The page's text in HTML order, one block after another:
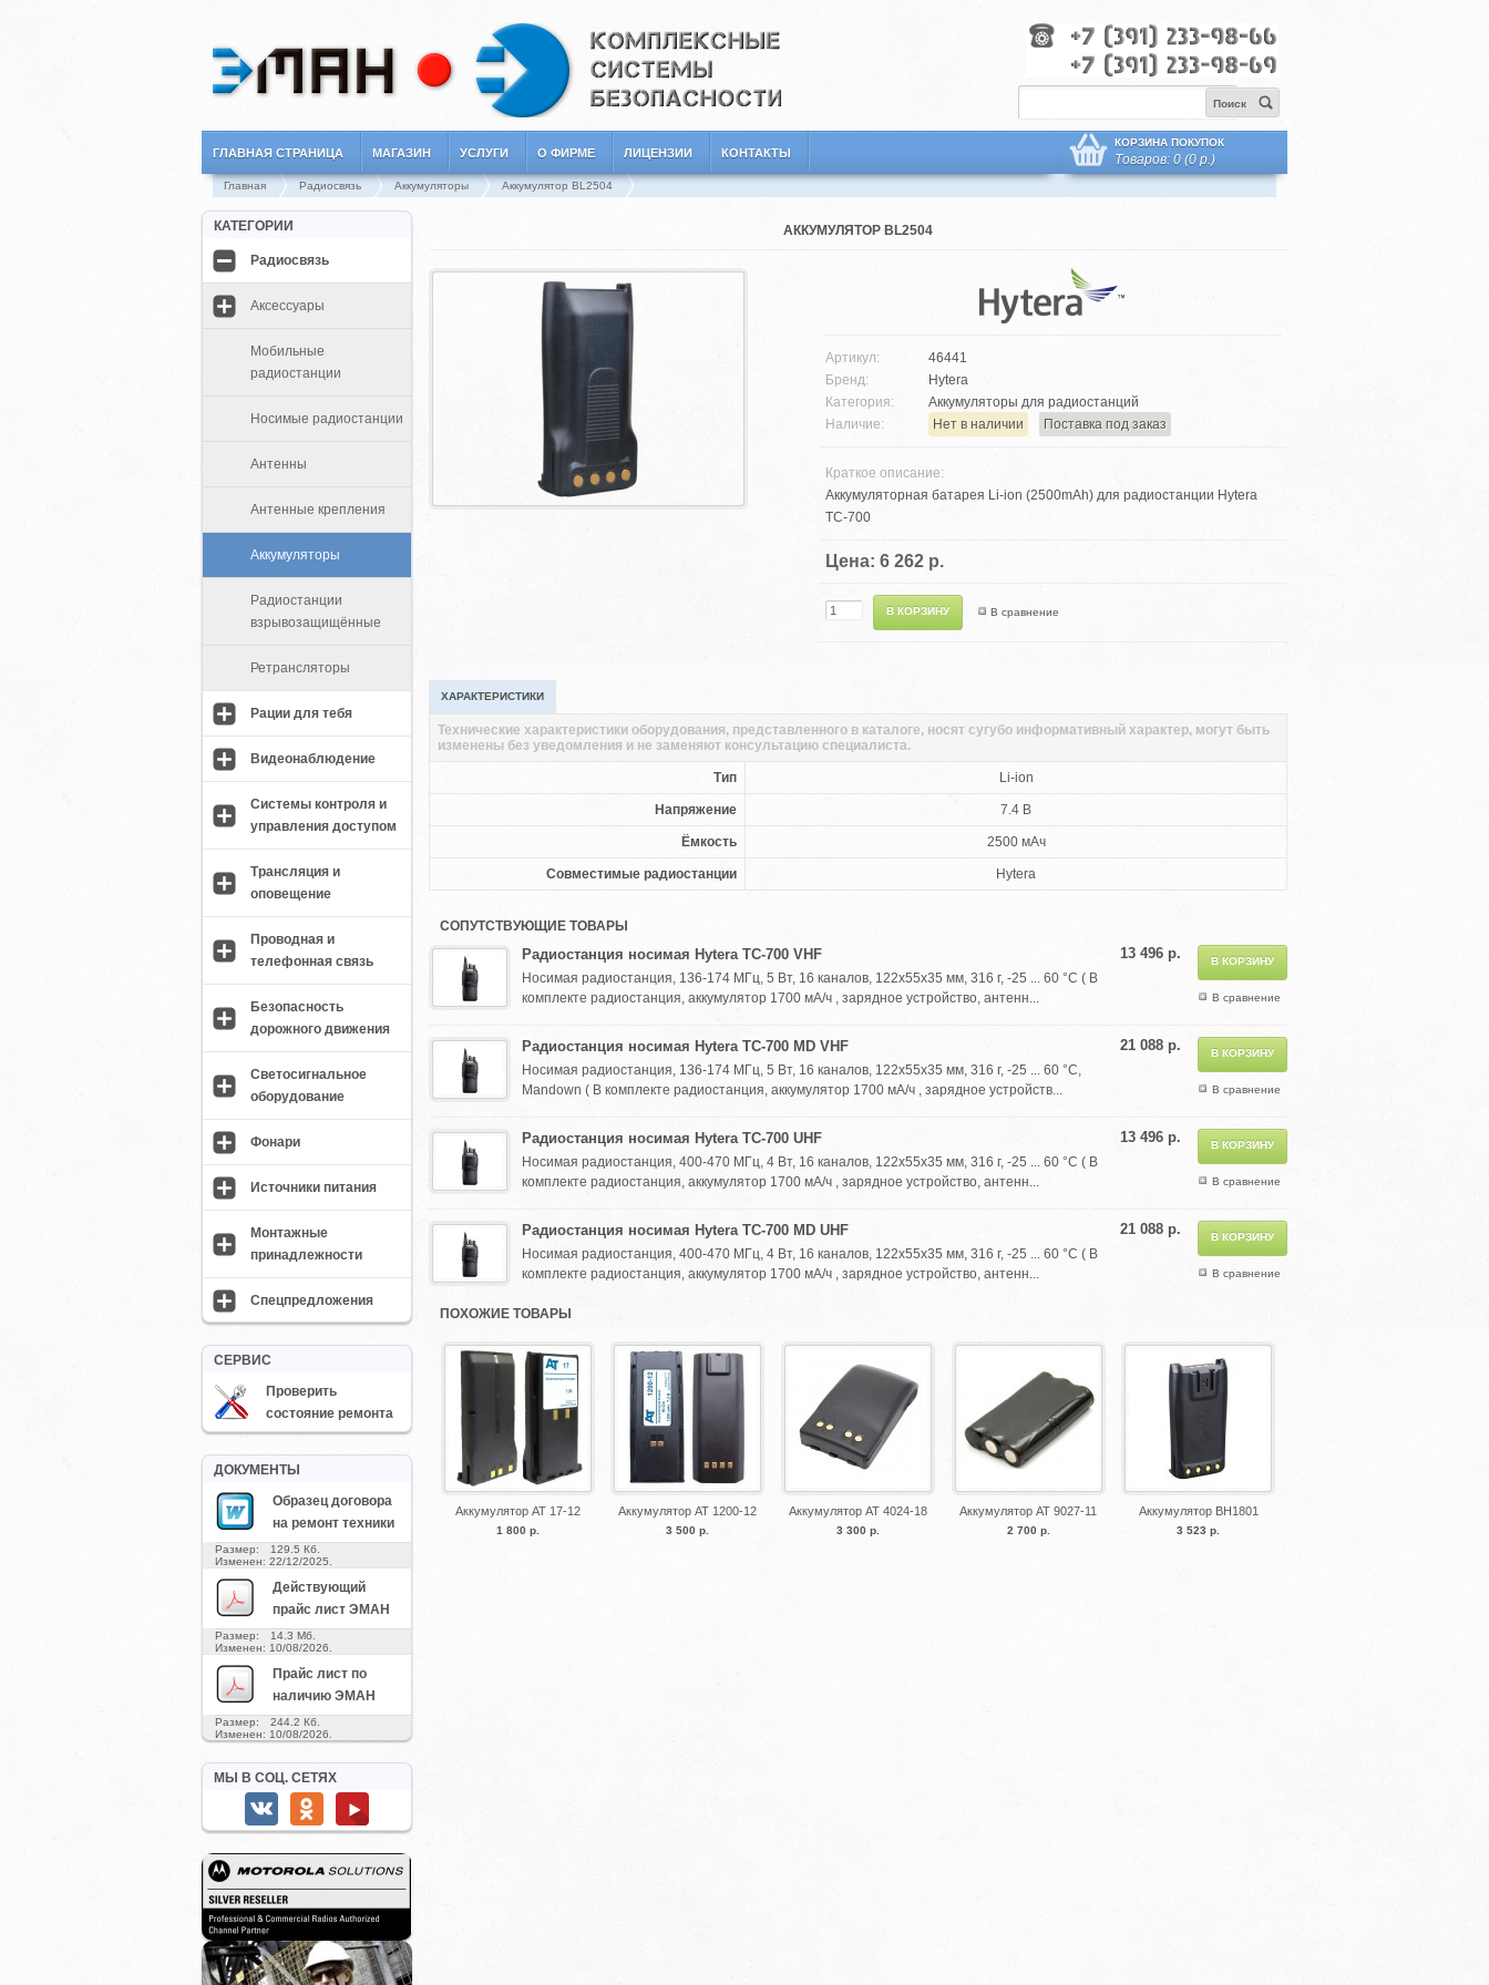
Поиск
ГЛАВНАЯ СТРАНИЦА МАГАЗИН УСЛУГИ О ФИРМЕ ЛИЦЕНЗИИ КОНТАКТЫ
КОРЗИНА ПОКУПОК
Товаров: 0 (0 р.)
Главная Радиосвязь Аккумуляторы Аккумулятор BL2504
КАТЕГОРИИ
Радиосвязь
Аксессуары
Мобильные
радиостанции
Носимые радиостанции
Антенны
Антенные крепления
Аккумуляторы
Радиостанции
взрывозащищённые
Ретрансляторы
Рации для тебя
Видеонаблюдение
Системы контроля и
управления доступом
Трансляция и
оповещение
Проводная и
телефонная связь
Безопасность
дорожного движения
Светосигнальное
оборудование
Фонари
Источники питания
Монтажные
принадлежности
Спецпредложения
СЕРВИС
Проверить
состояние ремонта
ДОКУМЕНТЫ
Образец договора
на ремонт техники
Размер: 129.5 Кб.
Изменен: 22/12/2025.
Действующий
прайс лист ЭМАН
Размер: 14.3 Мб.
Изменен: 10/08/2026.
Прайс лист по
наличию ЭМАН
Размер: 244.2 Кб.
Изменен: 10/08/2026.
МЫ В СОЦ. СЕТЯХ
АККУМУЛЯТОР BL2504
Артикул:
46441
Бренд:
Hytera
Категория:
Аккумуляторы для радиостанций
Наличие:
Нет в наличии Поставка под заказ
Краткое описание:
Аккумуляторная батарея Li-ion (2500mAh) для радиостанции Hytera
TC-700
Цена: 6 262 р.
В сравнение
ХАРАКТЕРИСТИКИ
Тип Li-ion
Напряжение 7.4 В
Ёмкость 2500 мАч
Совместимые радиостанции Hytera
Технические характеристики оборудования, представленного в каталоге, носят сугубо информативный характер, могут быть
изменены без уведомления и не заменяют консультацию специалиста.
СОПУТСТВУЮЩИЕ ТОВАРЫ
В сравнение
13 496 р.
Радиостанция носимая Hytera TC-700 VHF
Носимая радиостанция, 136-174 МГц, 5 Вт, 16 каналов, 122х55х35 мм, 316 г, -25 ... 60 °С ( В
комплекте радиостанция, аккумулятор 1700 мА/ч , зарядное устройство, антенн...
В сравнение
21 088 р.
Радиостанция носимая Hytera TC-700 MD VHF
Носимая радиостанция, 136-174 МГц, 5 Вт, 16 каналов, 122х55х35 мм, 316 г, -25 ... 60 °С,
Mandown ( В комплекте радиостанция, аккумулятор 1700 мА/ч , зарядное устройств...
В сравнение
13 496 р.
Радиостанция носимая Hytera TC-700 UHF
Носимая радиостанция, 400-470 МГц, 4 Вт, 16 каналов, 122х55х35 мм, 316 г, -25 ... 60 °С ( В
комплекте радиостанция, аккумулятор 1700 мА/ч , зарядное устройство, антенн...
В сравнение
21 088 р.
Радиостанция носимая Hytera TC-700 MD UHF
Носимая радиостанция, 400-470 МГц, 4 Вт, 16 каналов, 122х55х35 мм, 316 г, -25 ... 60 °С ( В
комплекте радиостанция, аккумулятор 1700 мА/ч , зарядное устройство, антенн...
ПОХОЖИЕ ТОВАРЫ
Аккумулятор AT 17-12
1 800 р.
Аккумулятор АТ 1200-12
3 500 р.
Аккумулятор AT 4024-18
3 300 р.
Аккумулятор AT 9027-11
2 700 р.
Аккумулятор BH1801
3 523 р.